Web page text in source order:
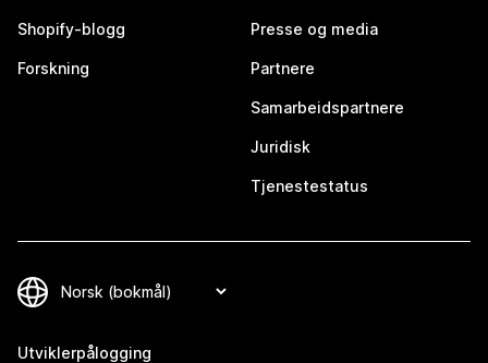
Shopify-blogg
Forskning
Presse og media
Partnere
Samarbeidspartnere
Juridisk
Tjenestestatus
Utviklerpålogging